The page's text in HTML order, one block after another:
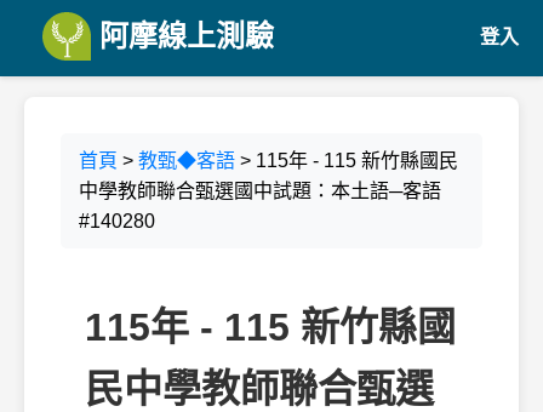
阿摩線上測驗 登入
首頁 > 教甄◆客語 > 115年 - 115 新竹縣國民
中學教師聯合甄選國中試題：本土語─客語
#140280
115年 - 115 新竹縣國
民中學教師聯合甄選